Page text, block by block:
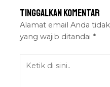
Tinggalkan Komentar
Alamat email Anda
yang wajib ditandai *